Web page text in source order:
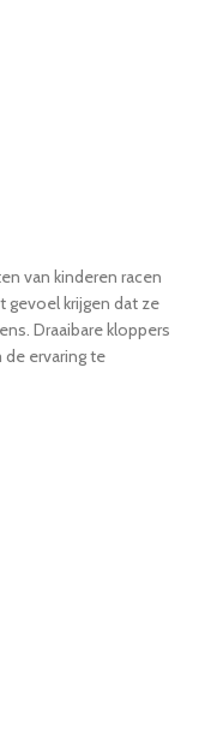
van kinderen racen
gevoel krijgen dat ze
Draaibare kloppers
ervaring te
mengkom. De
te verwijderen. De
net als op een